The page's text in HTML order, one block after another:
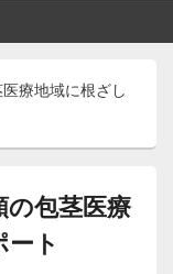
療地域に根ざし
包茎医療
ト